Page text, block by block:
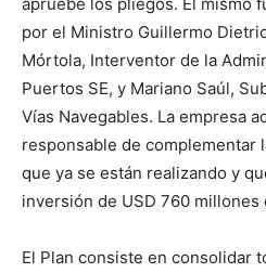
por el Ministro Guillermo
Mórtola, Interventor de la
Puertos SE, y Mariano Saúl,
Vías Navegables. La empresa
responsable de complementar
que ya se están realizando y
inversión de USD 760 millones
El Plan consiste en consolidar